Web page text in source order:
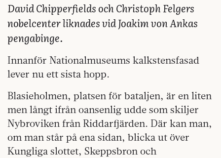
David Chipperfields och Christoph Felgers
nobelcenter liknades vid Joakim von Ankas
pengabinge.
Innanför Nationalmuseums kalkstensfasad
lever nu ett sista hopp.
Blasieholmen, platsen för bataljen, är en liten
men långt ifrån oansenlig udde som skiljer
Nybroviken från Riddarfjärden. Där kan man,
om man står på ena sidan, blicka ut över
Kungliga slottet, Skeppsbron och